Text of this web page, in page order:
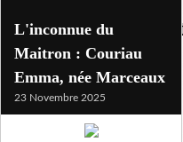
l'inconnu(e) du
L'inconnue du
Maitron : Couriau
Emma, née Marceaux
23 Novembre 2025